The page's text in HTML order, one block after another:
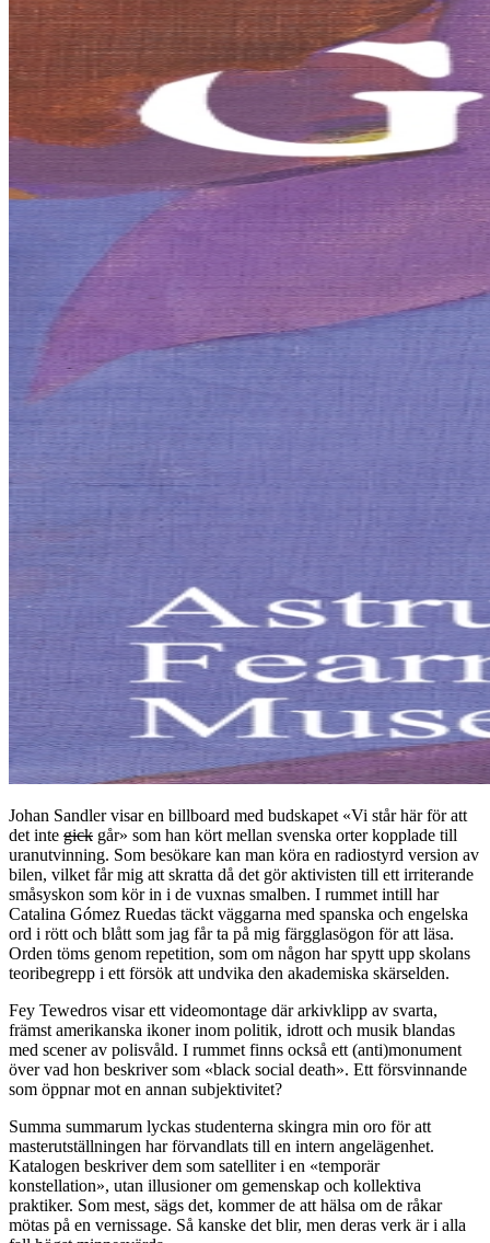
Johan Sandler visar en billboard med budskapet «Vi står här för att
det inte gick går» som han kört mellan svenska orter kopplade till
uranutvinning. Som besökare kan man köra en radiostyrd version av
bilen, vilket får mig att skratta då det gör aktivisten till ett irriterande
småsyskon som kör in i de vuxnas smalben. I rummet intill har
Catalina Gómez Ruedas täckt väggarna med spanska och engelska
ord i rött och blått som jag får ta på mig färgglasögon för att läsa.
Orden töms genom repetition, som om någon har spytt upp skolans
teoribegrepp i ett försök att undvika den akademiska skärselden.
Fey Tewedros visar ett videomontage där arkivklipp av svarta,
främst amerikanska ikoner inom politik, idrott och musik blandas
med scener av polisvåld. I rummet finns också ett (anti)monument
över vad hon beskriver som «black social death». Ett försvinnande
som öppnar mot en annan subjektivitet?
Summa summarum lyckas studenterna skingra min oro för att
masterutställningen har förvandlats till en intern angelägenhet.
Katalogen beskriver dem som satelliter i en «temporär
konstellation», utan illusioner om gemenskap och kollektiva
praktiker. Som mest, sägs det, kommer de att hälsa om de råkar
mötas på en vernissage. Så kanske det blir, men deras verk är i alla